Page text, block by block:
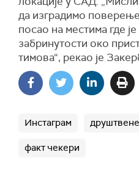
да изградимо
посао на местима где
забринутости око
тимова“, рекао је
Инстаграм
факт чекери